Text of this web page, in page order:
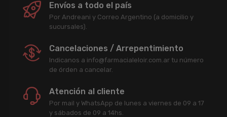
Envíos a todo el país
Por Andreani y Correo Argentino (a domicilio y
sucursales).
Cancelaciones / Arrepentimiento
Indicanos a info@farmacialeloir.com.ar tu número
de órden a cancelar.
Atención al cliente
Por mail y WhatsApp de lunes a viernes de 09 a 17
y sábados de 09 a 14hs.